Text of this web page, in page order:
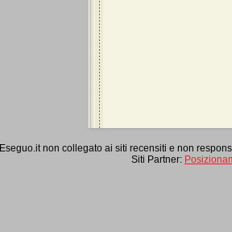
Eseguo.it non collegato ai siti recensiti e non
Siti Partner: